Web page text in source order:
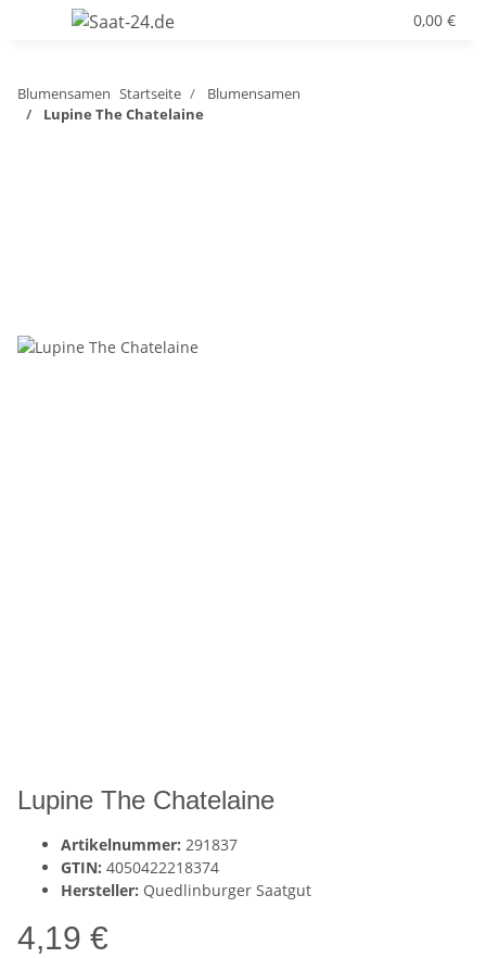
0,00 €
Blumensamen Startseite
Blumensamen
Lupine The Chatelaine
Lupine The Chatelaine
Artikelnummer: 291837
GTIN: 4050422218374
Hersteller: Quedlinburger Saatgut
4,19 €